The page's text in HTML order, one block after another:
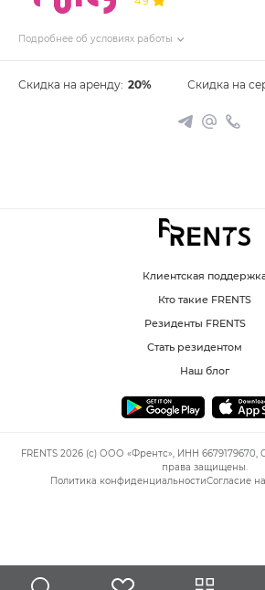
Подробнее об условиях работы
Скидка на аренду: 20% Скидка на
Клиентская
Кто такие FRENTS
Резиденты FRENTS
Стать резидентом
Наш блог
FRENTS 2026 (c) ООО «Френтс», ИНН
права защищены.
Политика конфиденциальностиСогласие